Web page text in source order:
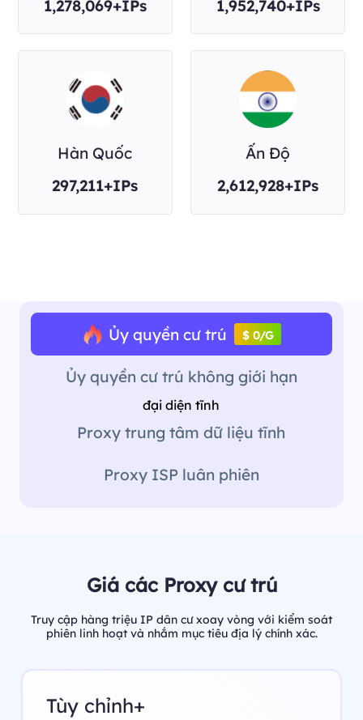
1,278,069+IPs 1,952,740+IPs
Hàn Quốc
297,211+IPs
Ấn Độ
2,612,928+IPs
Ủy quyền cư trú $ 0/G
Ủy quyền cư trú không giới hạn
đại diện tĩnh
Proxy trung tâm dữ liệu tĩnh
Proxy ISP luân phiên
Giá các Proxy cư trú
Truy cập hàng triệu IP dân cư xoay vòng với kiểm soát
phiên linh hoạt và nhắm mục tiêu địa lý chính xác.
Tùy chỉnh+